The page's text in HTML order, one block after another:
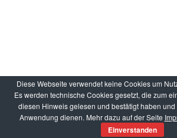
Diese Webseite verwendet keine Cookies um
Es werden technische Cookies gesetzt, die zum
diesen Hinweis gelesen und bestätigt haben
Anwendung dienen. Mehr dazu auf der Seite
Einverstanden